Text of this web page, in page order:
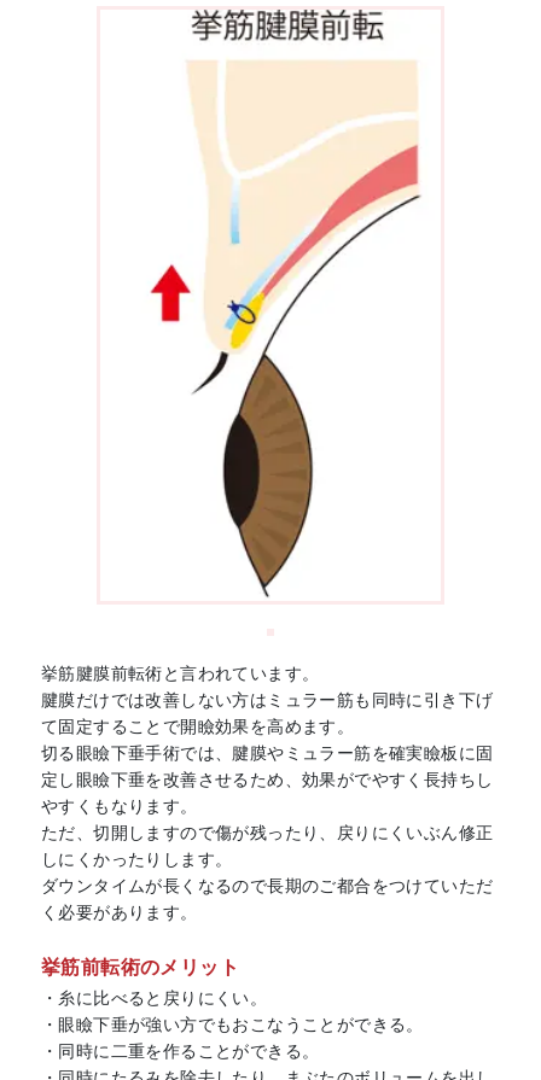
挙筋腱膜前転術と言われています。
腱膜だけでは改善しない方はミュラー筋も同時に引き下げ
て固定することで開瞼効果を高めます。
切る眼瞼下垂手術では、腱膜やミュラー筋を確実瞼板に固
定し眼瞼下垂を改善させるため、効果がでやすく長持ちし
やすくもなります。
ただ、切開しますので傷が残ったり、戻りにくいぶん修正
しにくかったりします。
ダウンタイムが長くなるので長期のご都合をつけていただ
く必要があります。
挙筋前転術のメリット
・糸に比べると戻りにくい。
・眼瞼下垂が強い方でもおこなうことができる。
・同時に二重を作ることができる。